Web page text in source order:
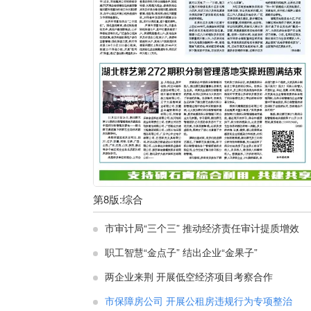
第8版:综合
市审计局“三个三” 推动经济责任审计提质增效
职工智慧“金点子” 结出企业“金果子”
两企业来荆 开展低空经济项目考察合作
市保障房公司 开展公租房违规行为专项整治